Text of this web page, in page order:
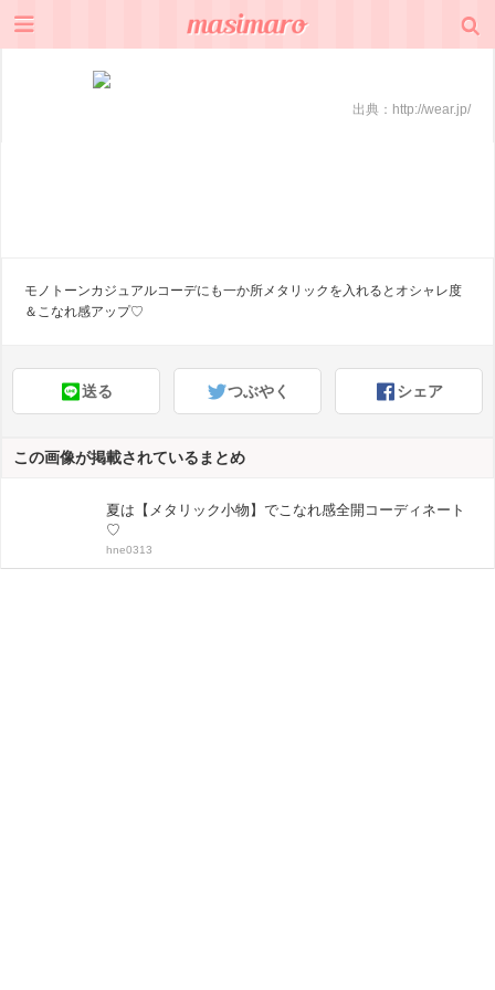
出典： http://wear.jp/
モノトーンカジュアルコーデにも一か所メタリックを入れるとオシャレ度
＆こなれ感アップ♡
送る つぶやく シェア
この画像が掲載されているまとめ
夏は【メタリック小物】でこなれ感全開コーディネート
♡
hne0313